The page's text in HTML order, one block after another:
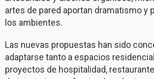
artes de pared aportan dramatismo y
los ambientes.
Las nuevas propuestas han sido
adaptarse tanto a espacios
proyectos de hospitalidad,